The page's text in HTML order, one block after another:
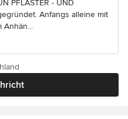
PFLASTER - UND
Anfangs alleine mit
Anhän...